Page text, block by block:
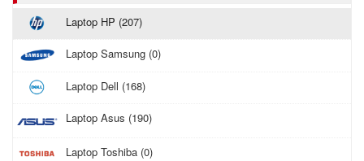
Laptop HP (207)
Laptop Samsung (0)
Laptop Dell (168)
Laptop Asus (190)
Laptop Toshiba (0)